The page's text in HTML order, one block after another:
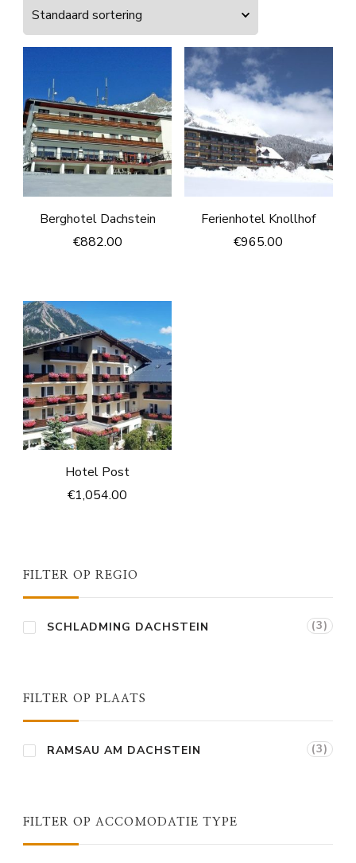
Berghotel Dachstein
€882.00
Ferienhotel Knollhof
€965.00
Hotel Post
€1,054.00
FILTER OP REGIO
SCHLADMING DACHSTEIN (3)
FILTER OP PLAATS
RAMSAU AM DACHSTEIN (3)
FILTER OP ACCOMODATIE TYPE